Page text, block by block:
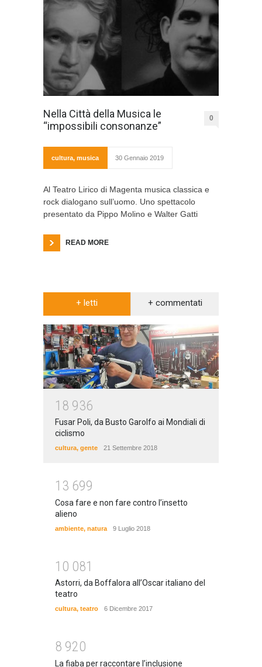
Nella Città della Musica le
“impossibili consonanze”
0
cultura, musica 30 Gennaio 2019
Al Teatro Lirico di Magenta musica classica e
rock dialogano sull’uomo. Uno spettacolo
presentato da Pippo Molino e Walter Gatti
READ MORE
+ letti + commentati
1 8 936
Fusar Poli, da Busto Garolfo ai Mondiali di
ciclismo
cultura, gente 21 Settembre 2018
1 3 699
Cosa fare e non fare contro l’insetto
alieno
ambiente, natura 9 Luglio 2018
1 0 081
Astorri, da Boffalora all’Oscar italiano del
teatro
cultura, teatro 6 Dicembre 2017
8 920
La fiaba per raccontare l’inclusione